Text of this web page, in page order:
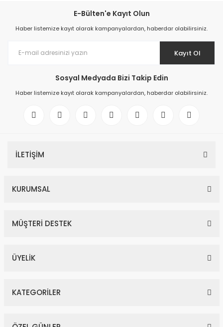
E-Bülten'e Kayıt Olun
Haber listemize kayıt olarak kampanyalardan, haberdar olabilirsiniz.
Kayıt Ol
Sosyal Medyada Bizi Takip Edin
Haber listemize kayıt olarak kampanyalardan, haberdar olabilirsiniz.
İLETİŞİM
KURUMSAL
MÜŞTERİ DESTEK
ÜYELİK
KATEGORİLER